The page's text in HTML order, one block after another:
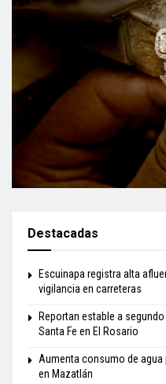
Destacadas
Escuinapa registra alta
vigilancia en carreteras
Reportan estable a
Santa Fe en El Rosario
Aumenta consumo de
en Mazatlán